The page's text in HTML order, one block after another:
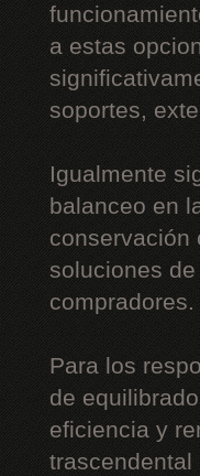
a estas
soportes,
Igualmente
balanceo en
conservación
soluciones
compradores.
Para los
de
eficiencia y